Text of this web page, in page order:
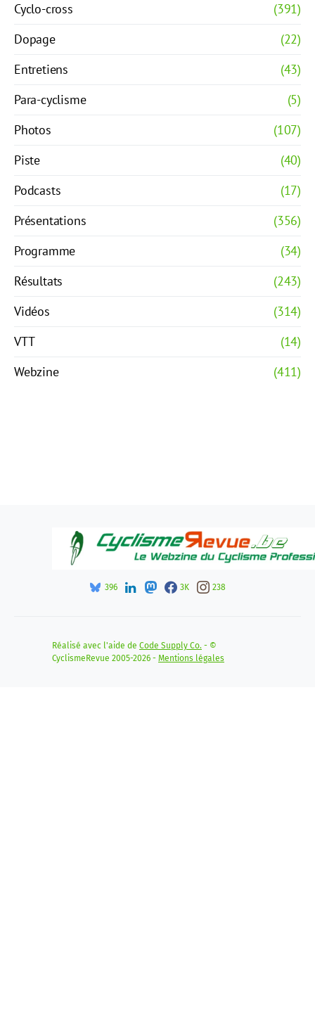
Cyclo-cross
(391)
Dopage
(22)
Entretiens
(43)
Para-cyclisme
(5)
Photos
(107)
Piste
(40)
Podcasts
(17)
Présentations
(356)
Programme
(34)
Résultats
(243)
Vidéos
(314)
VTT
(14)
Webzine
(411)
396 3K 238
Réalisé avec l'aide de Code Supply Co. - ©
CyclismeRevue 2005-2026 - Mentions légales